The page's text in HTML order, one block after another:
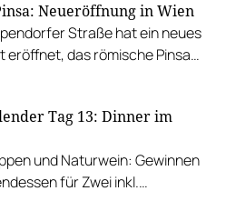
Neueröffnung in Wien
Straße hat ein neues
eröffnet, das römische Pinsa
Tag 13: Dinner im
und Naturwein: Gewinnen
für Zwei inkl.